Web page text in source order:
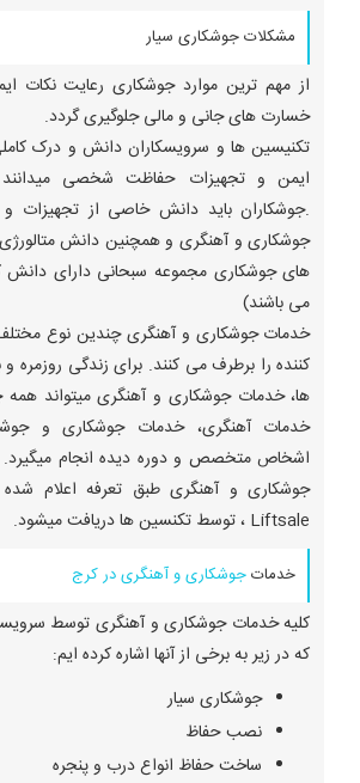
مشکلات جوشکاری سیار
از مهم ترین موارد جوشکاری رعایت نکات
خسارت های جانی و مالی جلوگیری گردد.
تکنیسین ها و سرویسکاران دانش و درک
ایمن و تجهیزات حفاظت شخصی میدانند
.جوشکاران باید دانش خاصی از تجهیزات و
جوشکاری و آهنگری و همچنین دانش
های جوشکاری مجموعه سبحانی دارای دانش
می باشند)
خدمات جوشکاری و آهنگری چندین نوع
کننده را برطرف می کنند. برای زندگی روزمره
ها، خدمات جوشکاری و آهنگری میتواند همه
خدمات آهنگری، خدمات جوشکاری و
اشخاص متخصص و دوره دیده انجام
جوشکاری و آهنگری طبق تعرفه اعلام
Liftsale ، توسط تکنسین ها دریافت میشود.
خدماتجوشکاری و آهنگری در کرج
کلیه خدمات جوشکاری و آهنگری توسط
که در زیر به برخی از آنها اشاره کرده ایم:
جوشکاری سیار
نصب حفاظ
ساخت حفاظ انواع درب و پنجره